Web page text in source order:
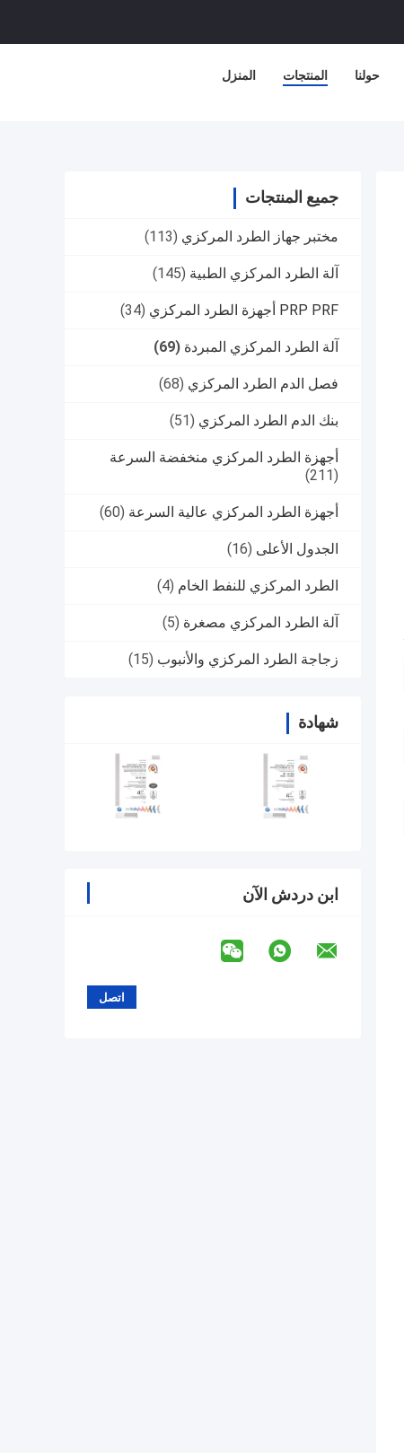
المنزل المنتجات حولنا
جميع المنتجات
مختبر جهاز الطرد المركزي (113)
آلة الطرد المركزي الطبية (145)
PRP PRF أجهزة الطرد المركزي (34)
آلة الطرد المركزي المبردة (69)
فصل الدم الطرد المركزي (68)
بنك الدم الطرد المركزي (51)
أجهزة الطرد المركزي منخفضة السرعة
(211)
أجهزة الطرد المركزي عالية السرعة (60)
الجدول الأعلى (16)
الطرد المركزي للنفط الخام (4)
آلة الطرد المركزي مصغرة (5)
زجاجة الطرد المركزي والأنبوب (15)
شهادة
ابن دردش الآن